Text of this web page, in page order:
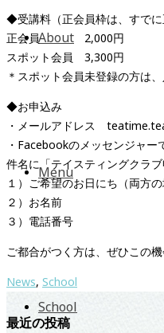
About
Menu
School
◆受講料（正会員枠は、すでに
正会員 2,000円
スポット会員 3,300円
＊スポット会員未登録の方は
◆お申込み
・メールアドレス
・Facebookのメッセンジャ
件名に「テイスティングクラ
１）ご希望のお日にち（両方
２）お名前
３）電話番号
ご都合がつく方は、ぜひこの
News, School
最近の投稿